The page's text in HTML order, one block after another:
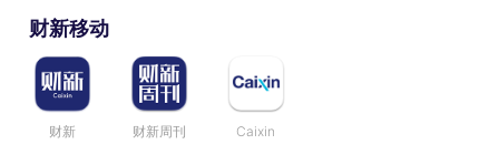
财新移动
财新 财新周刊 Caixin